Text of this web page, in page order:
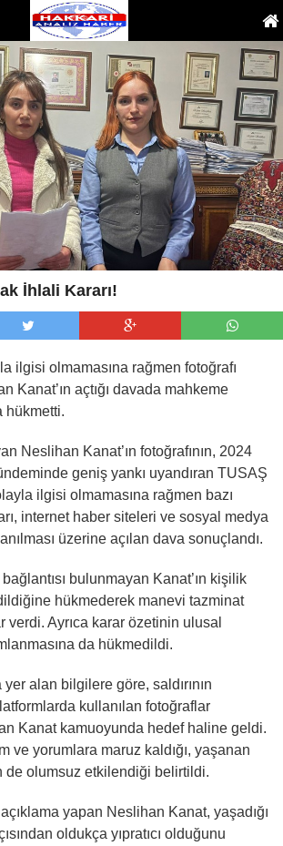
İhlali Kararı!
ilgisi olmamasına rağmen fotoğrafı
Kanat’ın açtığı davada mahkeme
hükmetti.
Neslihan Kanat’ın fotoğrafının, 2024
geniş yankı uyandıran TUSAŞ
ilgisi olmamasına rağmen bazı
internet haber siteleri ve sosyal medya
üzerine açılan dava sonuçlandı.
bulunmayan Kanat’ın kişilik
hükmederek manevi tazminat
verdi. Ayrıca karar özetinin ulusal
da hükmedildi.
alan bilgilere göre, saldırının
kullanılan fotoğraflar
Kanat kamuoyunda hedef haline geldi.
ve yorumlara maruz kaldığı, yaşanan
de olumsuz etkilendiği belirtildi.
yapan Neslihan Kanat, yaşadığı
oldukça yıpratıcı olduğunu